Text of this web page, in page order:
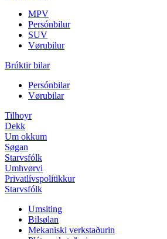
MPV
Persónbilur
SUV
Vørubilur
Brúktir bilar
Persónbilar
Vørubilar
Tilhoyr
Dekk
Um okkum
Søgan
Starvsfólk
Umhvørvi
Privatlívspolitikkur
Starvsfólk
Umsiting
Bilsølan
Mekaniski verkstaðurin